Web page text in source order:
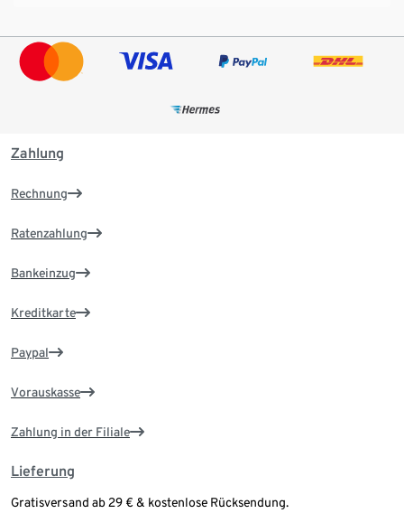
Zahlung
Rechnung
Ratenzahlung
Bankeinzug
Kreditkarte
Paypal
Vorauskasse
Zahlung in der Filiale
Lieferung
Gratisversand ab 29 € & kostenlose Rücksendung.